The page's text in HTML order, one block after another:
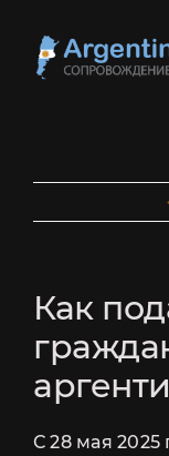
content
Как
С 28 мая 2025